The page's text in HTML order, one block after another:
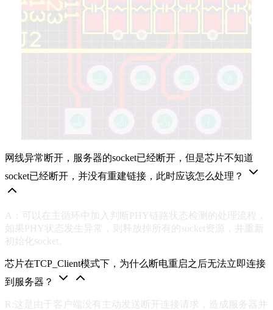
网线异常断开，服务器的socket已经断开，但是芯片不知道
socket已经断开，并没有重建链接，此时应该怎么处理？
A：可以在主循环中加入判断PHY链路状态检测的处理流程，
如果PHY状态发生异常，则释放掉所有的socket资源，并重新
初始化socket。
芯片在TCP_Client模式下，为什么断电重启之后无法立即连接
到服务器？
R:这是由于客户端没有主动发送断开连接请求，造成服务器并